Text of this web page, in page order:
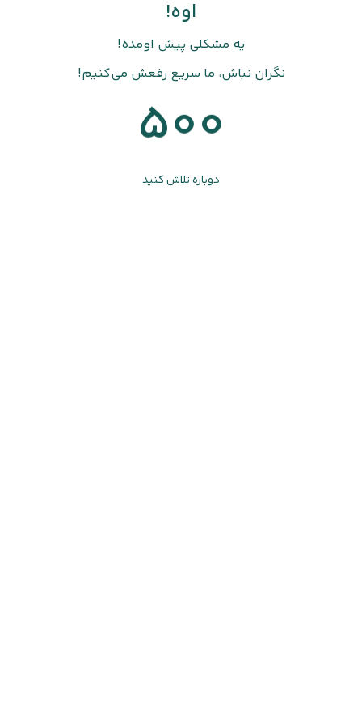
اوه!
یه مشکلی پیش اومده!
نگران نباش، ما سریع رفعش می‌کنیم!
500
دوباره تلاش کنید